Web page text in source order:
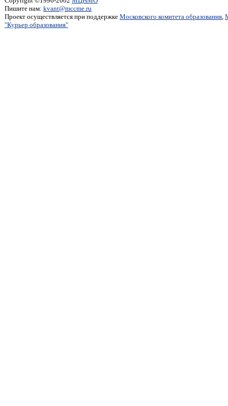
Пишите нам: kvant@mccme.ru
Проект осуществляется при поддержке Московского комитета образования,
"Курьер образования"